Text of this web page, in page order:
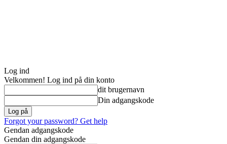
Log ind
Velkommen! Log ind på din konto
dit brugernavn
Din adgangskode
Forgot your password? Get help
Gendan adgangskode
Gendan din adgangskode